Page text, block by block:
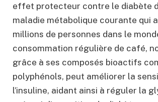
effet protecteur contre le diabète
maladie métabolique courante qui
millions de personnes dans le
consommation régulière de café,
grâce à ses composés bioactifs
polyphénols, peut améliorer la
l’insuline, aidant ainsi à réguler la